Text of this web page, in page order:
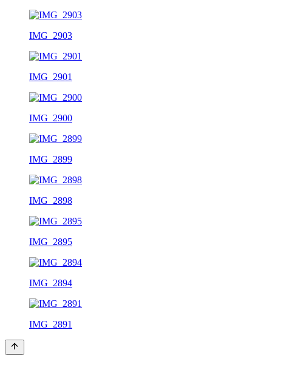
IMG_2903
IMG_2901
IMG_2900
IMG_2899
IMG_2898
IMG_2895
IMG_2894
IMG_2891